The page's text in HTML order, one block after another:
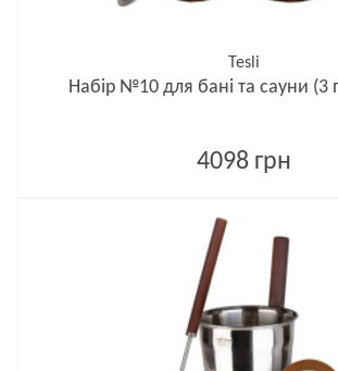
Tesli
Набір №10 для бані та сауни (3
4098 грн